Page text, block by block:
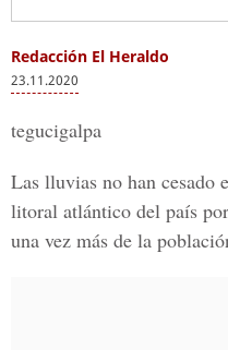
Redacción El Heraldo
23.11.2020
tegucigalpa
Las lluvias no han cesado
litoral atlántico del país
una vez más de la